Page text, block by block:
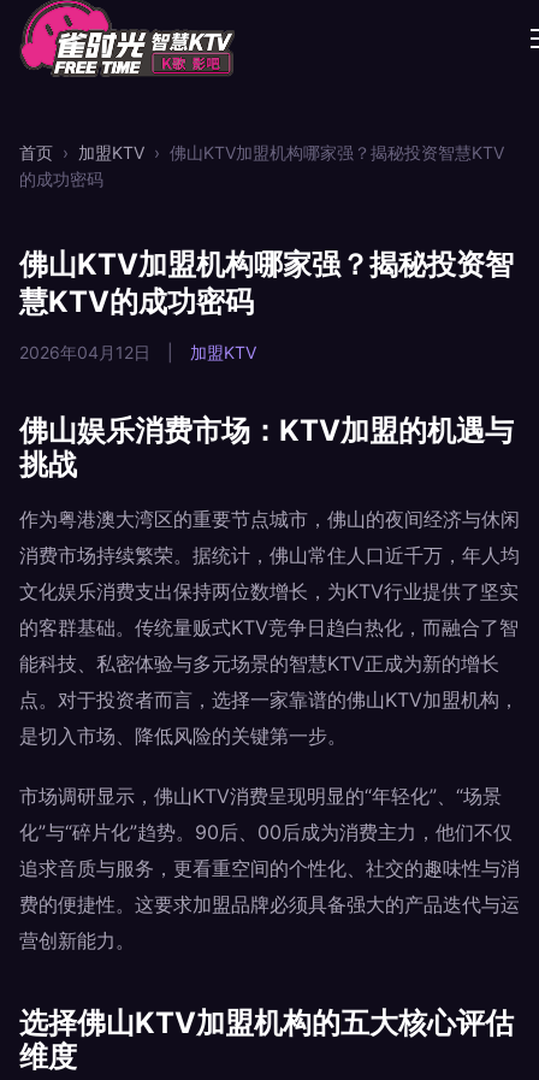
首页 › 加盟KTV › 佛山KTV加盟机构哪家强？揭秘投资智慧KTV
的成功密码
佛山KTV加盟机构哪家强？揭秘投资智
慧KTV的成功密码
2026年04月12日 加盟KTV
佛山娱乐消费市场：KTV加盟的机遇与
挑战
作为粤港澳大湾区的重要节点城市，佛山的夜间经济与休闲
消费市场持续繁荣。据统计，佛山常住人口近千万，年人均
文化娱乐消费支出保持两位数增长，为KTV行业提供了坚实
的客群基础。传统量贩式KTV竞争日趋白热化，而融合了智
能科技、私密体验与多元场景的智慧KTV正成为新的增长
点。对于投资者而言，选择一家靠谱的佛山KTV加盟机构，
是切入市场、降低风险的关键第一步。
市场调研显示，佛山KTV消费呈现明显的“年轻化”、“场景
化”与“碎片化”趋势。90后、00后成为消费主力，他们不仅
追求音质与服务，更看重空间的个性化、社交的趣味性与消
费的便捷性。这要求加盟品牌必须具备强大的产品迭代与运
营创新能力。
选择佛山KTV加盟机构的五大核心评估
维度